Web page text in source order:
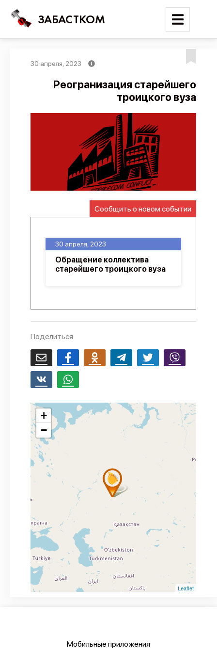
ЗАБАСТКОМ
Поиск
Новости
Карта событий
Трудовые конфликты
Отчеты
Предложить публикацию
API
Политика конфиденциальности
30 апреля, 2023
Реогранизация старейшего
троицкого вуза
Сообщить о новом событии
30 апреля, 2023
Обращение коллектива
старейшего троицкого вуза
Поделиться
+
−
Leaflet
Мобильные приложения